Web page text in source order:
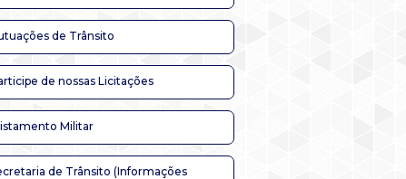
de Trânsito
de nossas Licitações
Militar
de Trânsito (Informações